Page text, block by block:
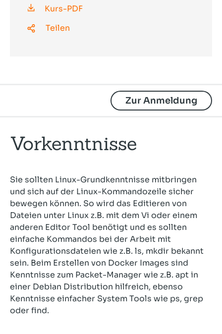
Kurs-PDF
Teilen
Zur Anmeldung
Vorkenntnisse
Sie sollten Linux-Grundkenntnisse mitbringen
und sich auf der Linux-Kommandozeile sicher
bewegen können. So wird das Editieren von
Dateien unter Linux z.B. mit dem Vi oder einem
anderen Editor Tool benötigt und es sollten
einfache Kommandos bei der Arbeit mit
Konfigurationsdateien wie z.B. ls, mkdir bekannt
sein. Beim Erstellen von Docker Images sind
Kenntnisse zum Packet-Manager wie z.B. apt in
einer Debian Distribution hilfreich, ebenso
Kenntnisse einfacher System Tools wie ps, grep
oder find.